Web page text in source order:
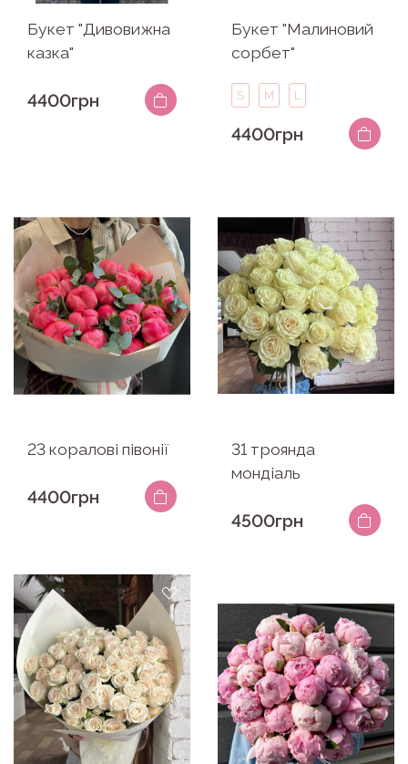
Букет "Дивовижна
казка"
4400грн
Букет "Малиновий
сорбет"
S M L
4400грн
23 коралові півонії
4400грн
31 троянда
мондіаль
4500грн